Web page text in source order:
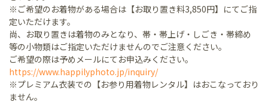
※ご希望のお着物がある場合は【お取り置き料3,850円】にてご指
定いただけます。
尚、お取り置きは着物のみとなり、帯・帯上げ・しごき・帯締め
等の小物類はご指定いただけませんのでご注意ください。
ご希望の際は予めメールにてお申込みください。
https://www.happilyphoto.jp/inquiry/
※プレミアム衣装での【お参り用着物レンタル】はおこなっており
ません。